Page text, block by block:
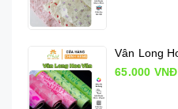
65.000 VNĐ